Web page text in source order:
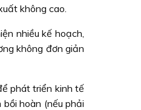
không cao.
nhiều kế hoạch,
không đơn giản
phát triển kinh tế
hoàn (nếu phải